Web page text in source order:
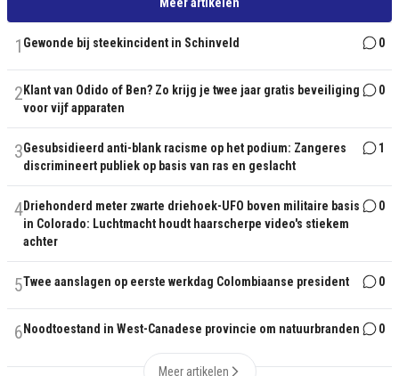
1 Gewonde bij steekincident in Schinveld 0
2 Klant van Odido of Ben? Zo krijg je twee jaar gratis beveiliging
voor vijf apparaten
0
3Gesubsidieerd anti-blank racisme op het podium: Zangeres
discrimineert publiek op basis van ras en geslacht
1
4Driehonderd meter zwarte driehoek-UFO boven militaire basis
in Colorado: Luchtmacht houdt haarscherpe video's stiekem
achter
0
5Twee aanslagen op eerste werkdag Colombiaanse president 0
6 Noodtoestand in West-Canadese provincie om natuurbranden 0
Meer artikelen